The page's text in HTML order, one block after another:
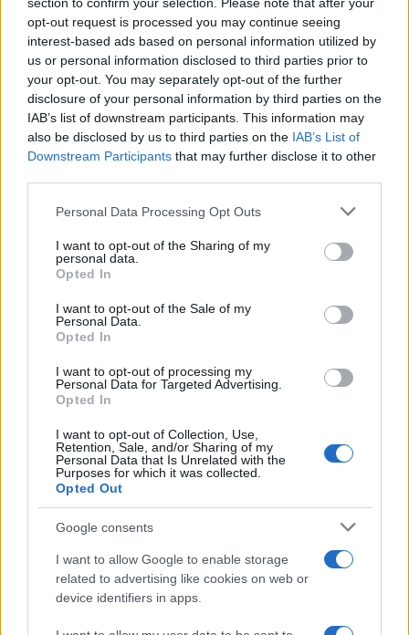
opt-out request is processed you may continue seeing
interest-based ads based on personal information utilized by
us or personal information disclosed to third parties prior to
your opt-out. You may separately opt-out of the further
disclosure of your personal information by third parties on the
IAB’s list of downstream participants. This information may
also be disclosed by us to third parties on the IAB’s List of
Downstream Participants that may further disclose it to other
Please note that this website/app uses one or more Google
not limited to your visit or usage behaviour. You may click to
grant or deny consent to Google and its third-party tags to
use your data for below specified purposes in below Google
consent section.
Personal Data Processing Opt Outs
I want to opt-out of the Sharing of my
personal data.
Opted In
I want to opt-out of the Sale of my
Personal Data.
Opted In
I want to opt-out of processing my
Personal Data for Targeted Advertising.
Opted In
I want to opt-out of Collection, Use,
Retention, Sale, and/or Sharing of my
Personal Data that Is Unrelated with the
Purposes for which it was collected.
Opted Out
Google consents
I want to allow Google to enable storage
related to advertising like cookies on web or
device identifiers in apps.
L’accessibilità della piattaforma agli
sviluppatori indipendenti garantisce che la
prossima esperienza di gioco rivoluzionaria
possa provenire da qualsiasi luogo,
mantenendo l’intero ecosistema fresco e
imprevedibile.
La vera genialità di Steam sta nel rendere
l’esplorazione facile e allo stesso tempo
significativa.
una porta d’accesso a nuovi generi,
sviluppatori ed esperienze che ampliano i
desidera solo vendere, ma vuole aiutarti a
diventare un giocatore più avventuroso e
Che tu stia facendo scorta attraverso mercati
digitali come Eneba o esplorando
direttamente il catalogo infinito di Steam, ciò
che conta di più è mantenere quel senso di
curiosità che trasforma il gioco da semplice
intrattenimento a una vera e propria
avventura.